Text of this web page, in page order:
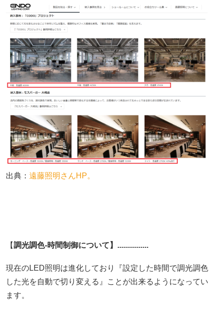
出典： 遠藤照明さんHP。
【調光調色-時間制御について】................
現在のLED照明は進化しており『設定した時間で調光調色
した光を自動で切り変える』ことが出来るようになってい
ます。